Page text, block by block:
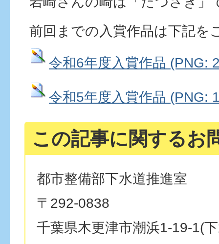
前回までの入賞作品は下記を
令和6年度入賞作品 (PNG:
令和5年度入賞作品 (PNG:
この記事に関するお
都市整備部下水道推進室
〒292-0838
千葉県木更津市潮浜1-19-1(